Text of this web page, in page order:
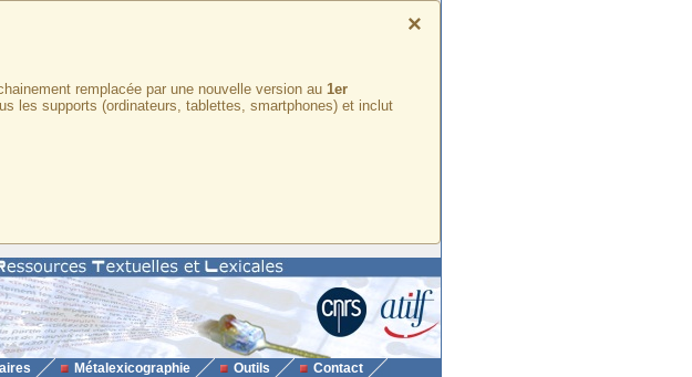
×
remplacée par une nouvelle version au 1er
les supports (ordinateurs, tablettes, smartphones) et inclut
Métalexicographie Outils Contact